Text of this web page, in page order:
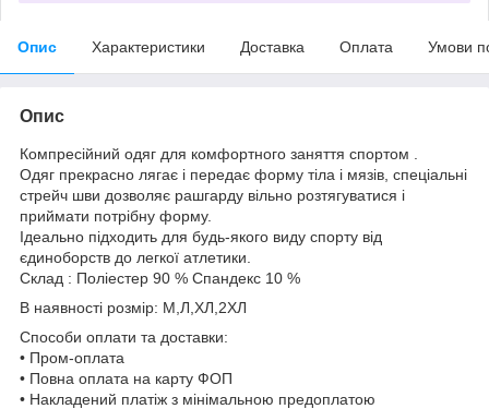
Опис Характеристики Доставка Оплата Умови
Опис
Компресійний одяг для комфортного заняття спортом .
Одяг прекрасно лягає і передає форму тіла і мязів, спеціальні
стрейч шви дозволяє рашгарду вільно розтягуватися і
приймати потрібну форму.
Ідеально підходить для будь-якого виду спорту від
єдиноборств до легкої атлетики.
Склад : Поліестер 90 % Спандекс 10 %
В наявності розмір: М,Л,ХЛ,2ХЛ
Способи оплати та доставки:
• Пром-оплата
• Повна оплата на карту ФОП
• Накладений платіж з мінімальною предоплатою